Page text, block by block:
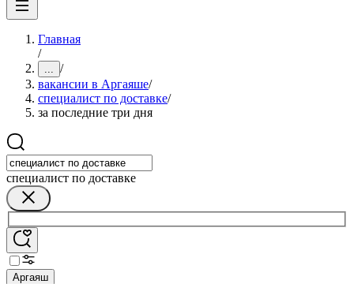
Главная
/
... /
вакансии в Аргаяше/
специалист по доставке/
за последние три дня
специалист по доставке
Аргаяш